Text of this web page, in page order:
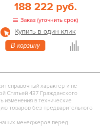
188 222 руб.
Заказ (уточнить срок)
Купить в один клик
В корзину
справочный характер и не
Статьей 437 Гражданского
изменения в технические
товаров без предварительного
менеджеров перед